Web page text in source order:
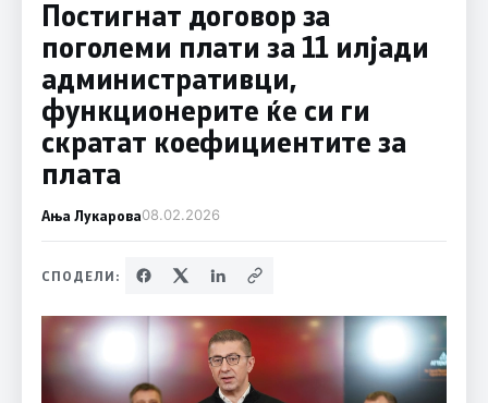
Постигнат договор за
поголеми плати за 11 илјади
административци,
функционерите ќе си ги
скратат коефициентите за
плата
Ања Лукарова08.02.2026
СПОДЕЛИ: